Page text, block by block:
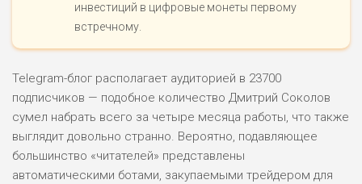
инвестиций в цифровые монеты первому
встречному.
Telegram-блог располагает аудиторией в 23700
подписчиков — подобное количество Дмитрий Соколов
сумел набрать всего за четыре месяца работы, что также
выглядит довольно странно. Вероятно, подавляющее
большинство «читателей» представлены
автоматическими ботами, закупаемыми трейдером для